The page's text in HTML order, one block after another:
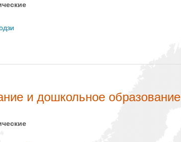
и дошкольное образование